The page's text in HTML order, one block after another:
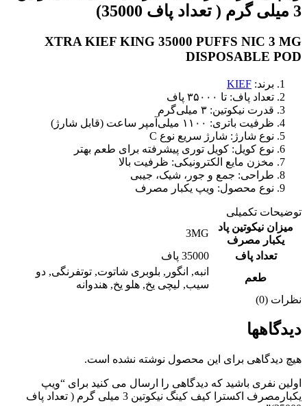
3 میلی گرم ( تعداد پاف 35000)
XTRA KIEF KING 35000 PUFFS NIC 3 MG
DISPOSABLE POD
برند: KIEF
تعداد پاف: تا ۳۵۰۰۰ پاف
قدرت نیکوتین: ۳ میلی‌گرم
ظرفیت باتری: ۱۱۰۰ میلی‌آمپر ساعت (قابل شارژ)
نوع شارژ: شارژ سریع نوع C
نوع کویل: کویل توری پیشرفته برای طعم بهتر
مخزن مایع الکترونیکی: ظرفیت بالا
طراحی: جمع و جور، شیک، جیبی
نوع محصول: ویپ یکبار مصرف
توضیحات تکمیلی
میزان نیکوتین پاد
یکبار مصرف
3MG
تعداد پاف
35000 پاف
طعم
انبه, انگور , بلوبری شاتوت, توتفرنگی, دو
سیب, لیچی یخ, هلو یخ, هندوانه
نظرات (0)
دیدگاهها
هیچ دیدگاهی برای این محصول نوشته نشده است.
اولین نفری باشید که دیدگاهی را ارسال می کنید برای “ویپ
یکبارمصرف اکسترا کیف کینگ نیکوتین 3 میلی گرم ( تعداد پاف